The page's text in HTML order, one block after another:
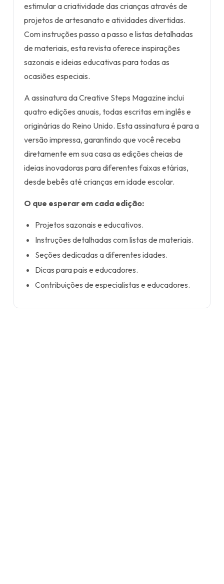
estimular a criatividade das crianças através de
projetos de artesanato e atividades divertidas.
Com instruções passo a passo e listas detalhadas
de materiais, esta revista oferece inspirações
sazonais e ideias educativas para todas as
ocasiões especiais.
A assinatura da Creative Steps Magazine inclui
quatro edições anuais, todas escritas em inglês e
originárias do Reino Unido. Esta assinatura é para a
versão impressa, garantindo que você receba
diretamente em sua casa as edições cheias de
ideias inovadoras para diferentes faixas etárias,
desde bebês até crianças em idade escolar.
O que esperar em cada edição:
Projetos sazonais e educativos.
Instruções detalhadas com listas de materiais.
Seções dedicadas a diferentes idades.
Dicas para pais e educadores.
Contribuições de especialistas e educadores.